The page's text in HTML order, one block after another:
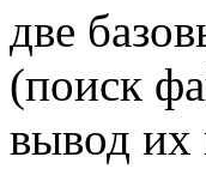
две
(поиск
вывод их